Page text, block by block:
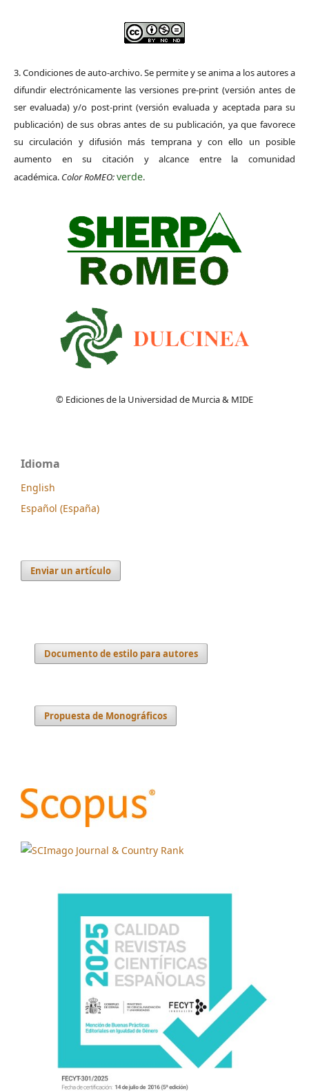
3. Condiciones de auto-archivo. Se permite y se anima a los autores a
difundir electrónicamente las versiones pre-print (versión antes de
ser evaluada) y/o post-print (versión evaluada y aceptada para su
publicación) de sus obras antes de su publicación, ya que favorece
su circulación y difusión más temprana y con ello un posible
aumento en su citación y alcance entre la comunidad
académica. Color RoMEO:verde.
© Ediciones de la Universidad de Murcia & MIDE
Idioma
English
Español (España)
Enviar un artículo
Documento de estilo para autores
Propuesta de Monográficos